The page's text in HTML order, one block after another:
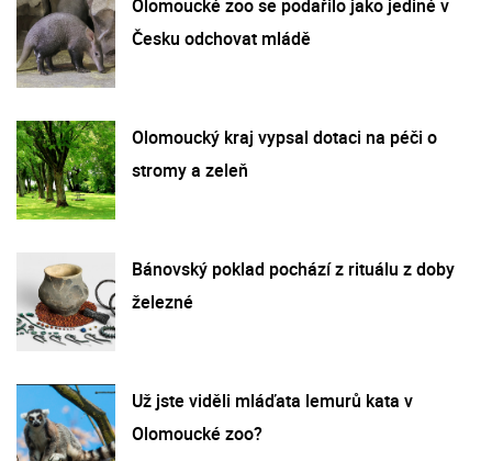
Olomoucké zoo se podařilo jako jediné v
Česku odchovat mládě
Olomoucký kraj vypsal dotaci na péči o
stromy a zeleň
Bánovský poklad pochází z rituálu z doby
železné
Už jste viděli mláďata lemurů kata v
Olomoucké zoo?